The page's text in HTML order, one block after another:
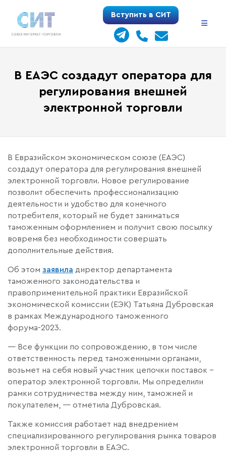
содержимому
Вступить в СИТ
В ЕАЭС создадут оператора для
регулирования внешней
электронной торговли
В Евразийском экономическом союзе (ЕАЭС)
создадут оператора для регулирования внешней
электронной торговли. Новое регулирование
позволит обеспечить профессионализацию
деятельности и удобство для конечного
потребителя, который не будет заниматься
таможенным оформлением и получит свою посылку
вовремя без необходимости совершать
дополнительные действия.
Об этом заявила директор департамента
таможенного законодательства и
правоприменительной практики Евразийской
экономической комиссии (ЕЭК) Татьяна Дубровская
в рамках Международного таможенного
форума-2023.
— Все функции по сопровождению, в том числе
ответственность перед таможенными органами,
возьмет на себя новый участник цепочки поставок –
оператор электронной торговли. Мы определили
рамки сотрудничества между ним, таможней и
покупателем, — отметила Дубровская.
Также комиссия работает над внедрением
специализированного регулирования рынка товаров
электронной торговли в ЕАЭС.